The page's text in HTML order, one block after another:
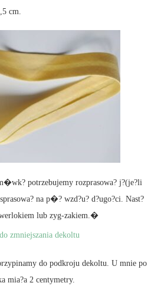
cm.
potrzebujemy rozprasowa? j?(je?li
na p�? wzd?u? d?ugo?ci. Nast?
lub zyg-zakiem.�
do podkroju dekoltu. U mnie po
mia?a 2 centymetry.